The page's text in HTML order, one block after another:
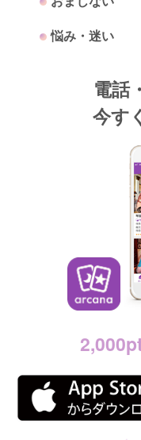
悩み・迷い
電話
今す